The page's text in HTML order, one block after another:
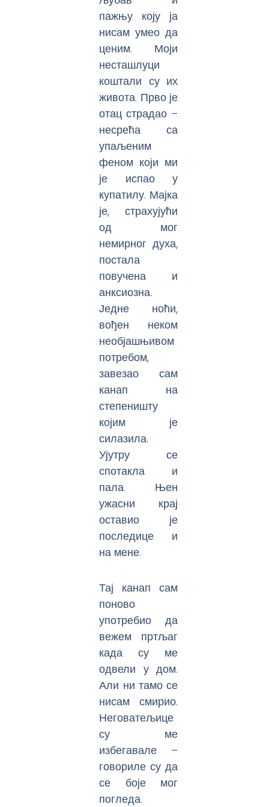
пажњу коју ја
нисам умео да
ценим. Моји
несташлуци
коштали су их
живота. Прво је
отац страдао –
несрећа са
упаљеним
феном који ми
је испао у
купатилу. Мајка
је, страхујући
од мог
немирног духа,
постала
повучена и
анксиозна.
Једне ноћи,
вођен неком
необјашњивом
потребом,
завезао сам
канап на
степеништу
којим је
силазила.
Ујутру се
спотакла и
пала. Њен
ужасни крај
оставио је
последице и
на мене.
Тај канап сам
поново
употребио да
вежем пртљаг
када су ме
одвели у дом.
Али ни тамо се
нисам смирио.
Неговатељице
су ме
избегавале –
говориле су да
се боје мог
погледа.